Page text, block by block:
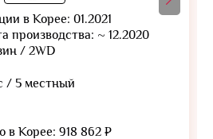
в Корее: 01.2021
производства: ~ 12.2020
/ 2WD
/ 5 местный
в Корее: 918 862 ₽